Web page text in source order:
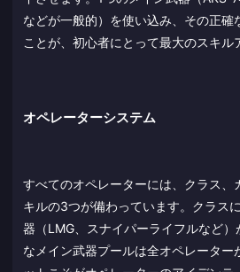
などが一般的）を使い込み、その正確
ことが、初心者にとって最大のスキル
オペレーターシステム
すべてのオペレーターには、クラス、
キルの3つが備わっています。クラス
器（LMG、スナイパーライフルなど
なメイン武器プールは全オペレーター